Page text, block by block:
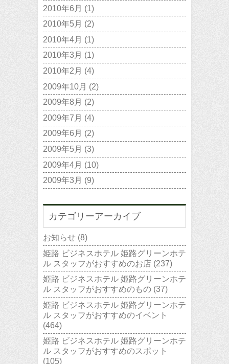
2010年6月 (1)
2010年5月 (2)
2010年4月 (1)
2010年3月 (1)
2010年2月 (4)
2009年10月 (2)
2009年8月 (2)
2009年7月 (4)
2009年6月 (2)
2009年5月 (3)
2009年4月 (10)
2009年3月 (9)
カテゴリーアーカイブ
お知らせ (8)
姫路 ビジネスホテル 姫路グリーンホテ
ル スタッフがおすすめのお店 (237)
姫路 ビジネスホテル 姫路グリーンホテ
ル スタッフがおすすめのもの (37)
姫路 ビジネスホテル 姫路グリーンホテ
ル スタッフがおすすめのイベント
(464)
姫路 ビジネスホテル 姫路グリーンホテ
ル スタッフがおすすめのスポット
(105)